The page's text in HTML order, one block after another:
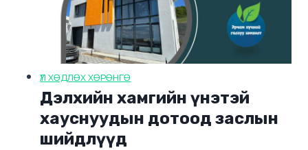
ҮЛ ХӨДЛӨХ ХӨРӨНГӨ
Дэлхийн хамгийн үнэтэй
хауснуудын дотоод заслын
шийдлүүд